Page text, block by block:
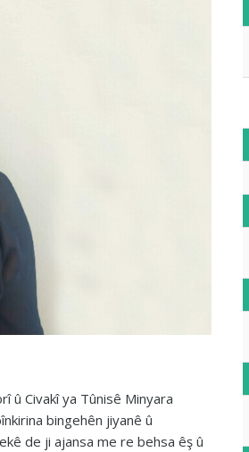
û Civakî ya Tûnisê Minyara
bingehên jiyanê û
de ji ajansa me re behsa êş û